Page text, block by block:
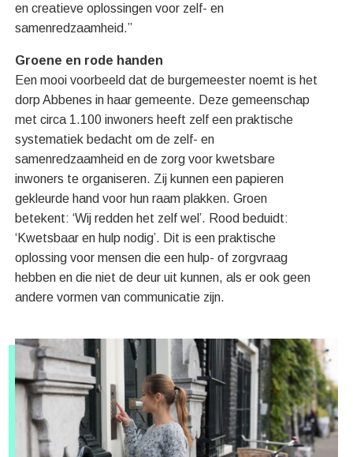
en creatieve oplossingen voor zelf- en
samenredzaamheid.”
Groene en rode handen
Een mooi voorbeeld dat de burgemeester noemt is het
dorp Abbenes in haar gemeente. Deze gemeenschap
met circa 1.100 inwoners heeft zelf een praktische
systematiek bedacht om de zelf- en
samenredzaamheid en de zorg voor kwetsbare
inwoners te organiseren. Zij kunnen een papieren
gekleurde hand voor hun raam plakken. Groen
betekent: ‘Wij redden het zelf wel’. Rood beduidt:
‘Kwetsbaar en hulp nodig’. Dit is een praktische
oplossing voor mensen die een hulp- of zorgvraag
hebben en die niet de deur uit kunnen, als er ook geen
andere vormen van communicatie zijn.